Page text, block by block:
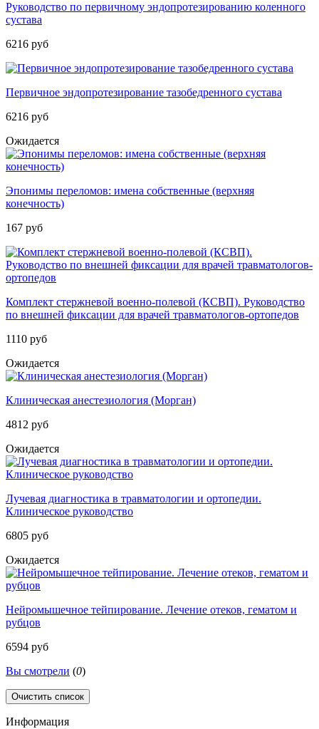
Руководство по первичному эндопротезированию коленного
сустава
6216 руб
Первичное эндопротезирование тазобедренного сустава
6216 руб
Ожидается
Эпонимы переломов: имена собственные (верхняя
конечность)
167 руб
Комплект стержневой военно-полевой (КСВП). Руководство
по внешней фиксации для врачей травматологов-ортопедов
1110 руб
Ожидается
Клиническая анестезиология (Морган)
4812 руб
Ожидается
Лучевая диагностика в травматологии и ортопедии.
Клиническое руководство
6805 руб
Ожидается
Нейромышечное тейпирование. Лечение отеков, гематом и
рубцов
6594 руб
Вы смотрели (0)
Очистить список
Информация